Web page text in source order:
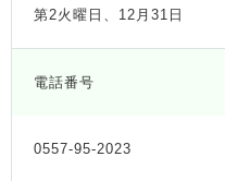
第2火曜日、12月31日
電話番号
0557-95-2023